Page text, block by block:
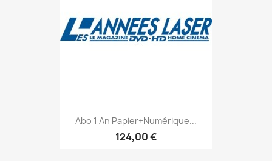
Abo 1 An Papier+numérique...
124,00 €